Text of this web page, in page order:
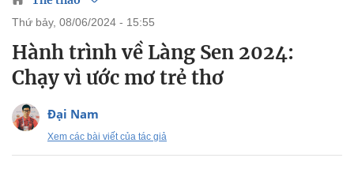
thứ bảy, 08/06/2024 - 15:55
Hành trình về Làng Sen 2024:
Chạy vì ước mơ trẻ thơ
Đại Nam
Xem các bài viết của tác giả